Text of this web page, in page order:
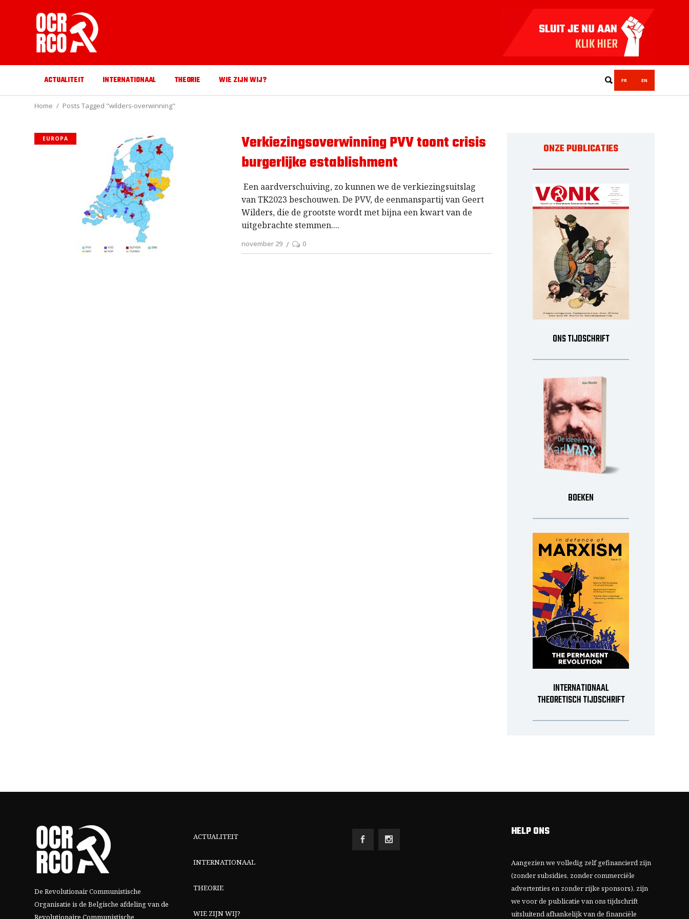
ACTUALITEIT INTERNATIONAAL THEORIE WIE ZIJN WIJ? FR EN
Home Posts Tagged "wilders-overwinning"
EUROPA
Verkiezingsoverwinning PVV toont crisis
burgerlijke establishment
Een aardverschuiving, zo kunnen we de verkiezingsuitslag
van TK2023 beschouwen. De PVV, de eenmanspartij van Geert
Wilders, die de grootste wordt met bijna een kwart van de
uitgebrachte stemmen.
november 29 0
ONZE PUBLICATIES
ONS TIJDSCHRIFT
BOEKEN
INTERNATIONAAL
THEORETISCH TIJDSCHRIFT
De Revolutionair Communistische
Organisatie is de Belgische afdeling vande
Revolutionaire Communistische
ACTUALITEIT
INTERNATIONAAL
THEORIE
WIE ZIJN WIJ?
HELP ONS
Aangezien we volledig zelf gefinancierd zijn
(zonder subsidies, zonder commerciële
advertenties en zonder rijke sponsors), zijn
we voor de publicatie van ons tijdschrift
uitsluitend afhankelijk van de financiële